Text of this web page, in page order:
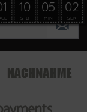
10
STD
05
MIN
02
SEK